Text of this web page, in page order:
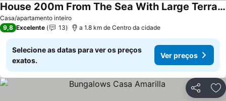
Casa/apartamento inteiro
House 200m From The Sea With Large Terrace, Sea Views, Air Conditioning, Garden, Max 6 Pax
Ver preços
9,8 Excelente 13 a 1.8 km de Centro da cidade
Selecione as datas para ver os preços
exatos.
Ver preços
Partilhar